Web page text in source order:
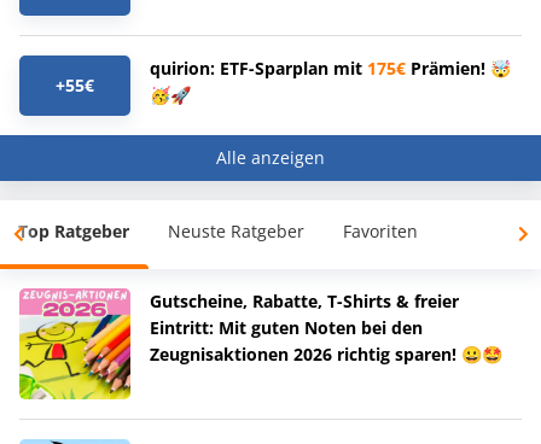
+55€
quirion: ETF-Sparplan mit 175€ Prämien! 🤯
🥳🚀
Alle anzeigen
Top Ratgeber Neuste Ratgeber Favoriten
Gutscheine, Rabatte, T-Shirts & freier
Eintritt: Mit guten Noten bei den
Zeugnisaktionen 2026 richtig sparen! 😀🤩